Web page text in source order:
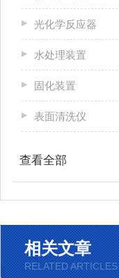
光化学反应器
水处理装置
固化装置
表面清洗仪
查看全部
相关文章
RELATED ARTICLES